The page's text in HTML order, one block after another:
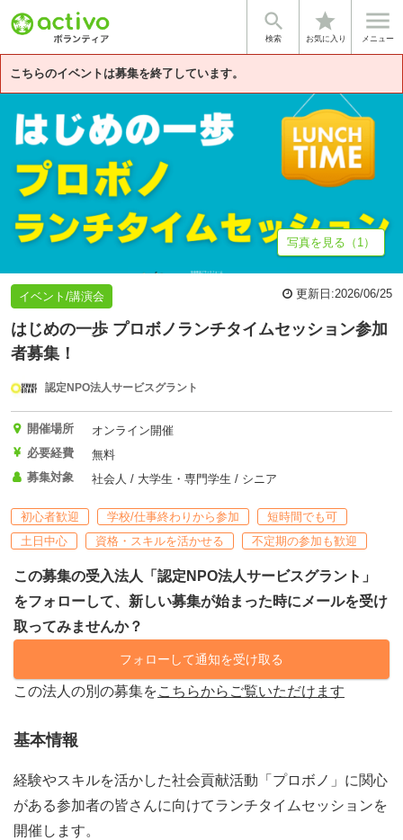

検索
star
お気に入り

メニュー
こちらのイベントは募集を終了しています。
基本情報 募集詳細 法人情報
写真を見る（1）
イベント/講演会 更新日:2026/06/25
はじめの一歩 プロボノランチタイムセッション参加
者募集！
認定NPO法人サービスグラント
開催場所
オンライン開催
必要経費
無料
募集対象
社会人 / 大学生・専門学生 / シニア
初心者歓迎 学校/仕事終わりから参加
短時間でも可
土日中心
資格・スキルを活かせる 不定期の参加も歓迎
この募集の受入法人「認定NPO法人サービスグラント」
をフォローして、新しい募集が始まった時にメールを受け
取ってみませんか？
フォローして通知を受け取る
この法人の別の募集をこちらからご覧いただけます
基本情報
経験やスキルを活かした社会貢献活動「プロボノ」に関心
がある参加者の皆さんに向けてランチタイムセッションを
開催します。